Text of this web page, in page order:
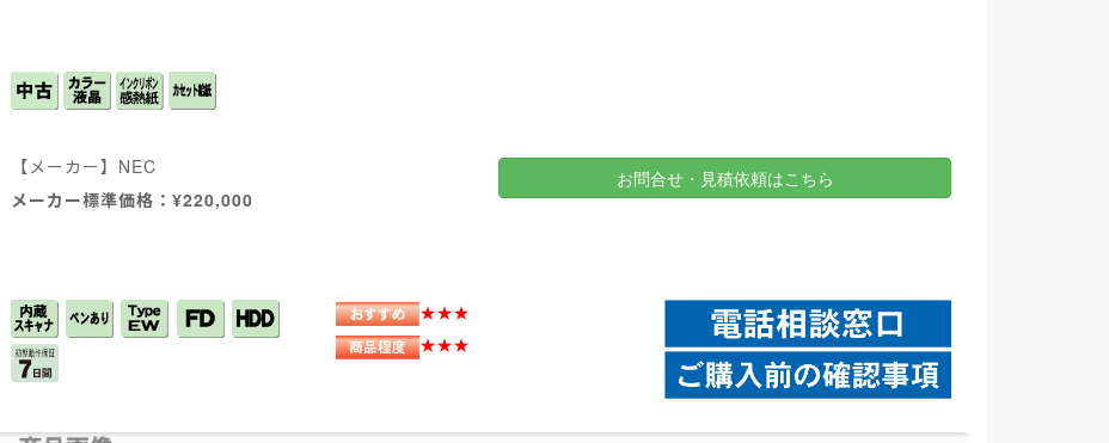
【メーカー】NEC
メーカー標準価格：¥220,000
お問合せ・見積依頼はこちら
★★★
★★★